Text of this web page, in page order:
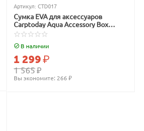
Артикул: CTD017
Сумка EVA для аксессуаров
Carptoday Aqua Accessory Box
System
В наличии
1 565₽
1 299₽
Вы экономите: 266 ₽